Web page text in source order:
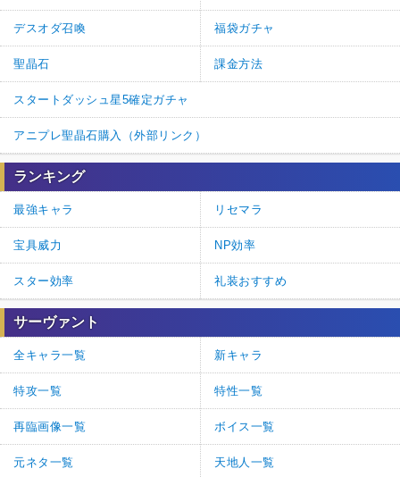
デスオダ召喚 福袋ガチャ
聖晶石 課金方法
スタートダッシュ星5確定ガチャ
アニプレ聖晶石購入（外部リンク）
ランキング
最強キャラ リセマラ
宝具威力 NP効率
スター効率 礼装おすすめ
サーヴァント
全キャラ一覧 新キャラ
特攻一覧 特性一覧
再臨画像一覧 ボイス一覧
元ネタ一覧 天地人一覧